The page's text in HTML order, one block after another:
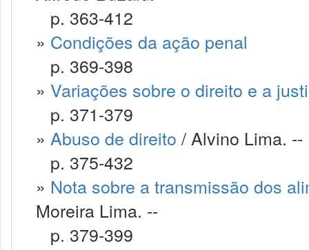
p. 363-412
» Condições da ação penal
p. 369-398
» Variações sobre o direito e a
p. 371-379
» Abuso de direito / Alvino Lima. --
p. 375-432
» Nota sobre a transmissão dos
Moreira Lima. --
p. 379-399